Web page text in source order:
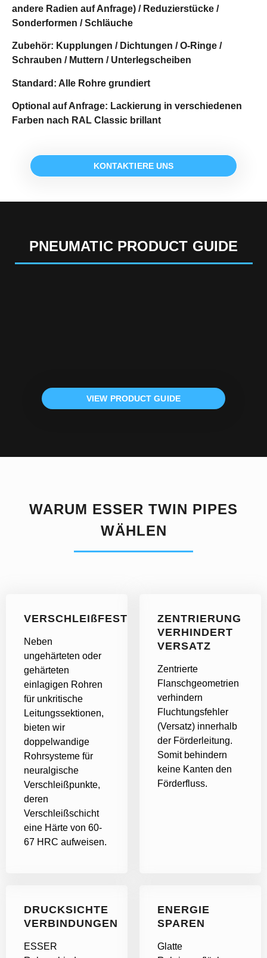
andere Radien auf Anfrage) / Reduzierstücke /
Sonderformen / Schläuche
Zubehör: Kupplungen / Dichtungen / O-Ringe /
Schrauben / Muttern / Unterlegscheiben
Standard: Alle Rohre grundiert
Optional auf Anfrage: Lackierung in verschiedenen
Farben nach RAL Classic brillant
KONTAKTIERE UNS
PNEUMATIC PRODUCT GUIDE
VIEW PRODUCT GUIDE
WARUM ESSER TWIN PIPES
WÄHLEN
VERSCHLEIßFEST
Neben
ungehärteten oder
gehärteten
einlagigen Rohren
für unkritische
Leitungssektionen,
bieten wir
doppelwandige
Rohrsysteme für
neuralgische
Verschleißpunkte,
deren
Verschleißschicht
eine Härte von 60-
67 HRC aufweisen.
ZENTRIERUNG
VERHINDERT
VERSATZ
Zentrierte
Flanschgeometrien
verhindern
Fluchtungsfehler
(Versatz) innerhalb
der Förderleitung.
Somit behindern
keine Kanten den
Förderfluss.
DRUCKSICHTE
VERBINDUNGEN
ESSER
ENERGIE
SPAREN
Glatte